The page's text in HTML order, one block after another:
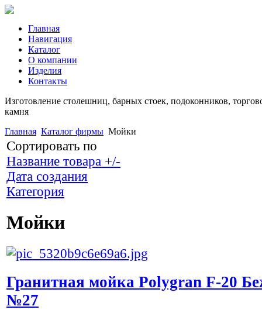
Главная
Навигация
Каталог
О компании
Изделия
Контакты
Изготовление столешниц, барных стоек, подоконников,
камня
Главная Каталог фирмы Мойки
Сортировать по
Название товара +/-
Дата создания
Категория
Мойки
Гранитная мойка Polygran F-20
№27